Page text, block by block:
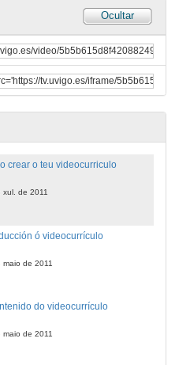
Ocultar
crear o teu videocurriculo
xul. de 2011
ó videocurrículo
maio de 2011
do videocurrículo
maio de 2011